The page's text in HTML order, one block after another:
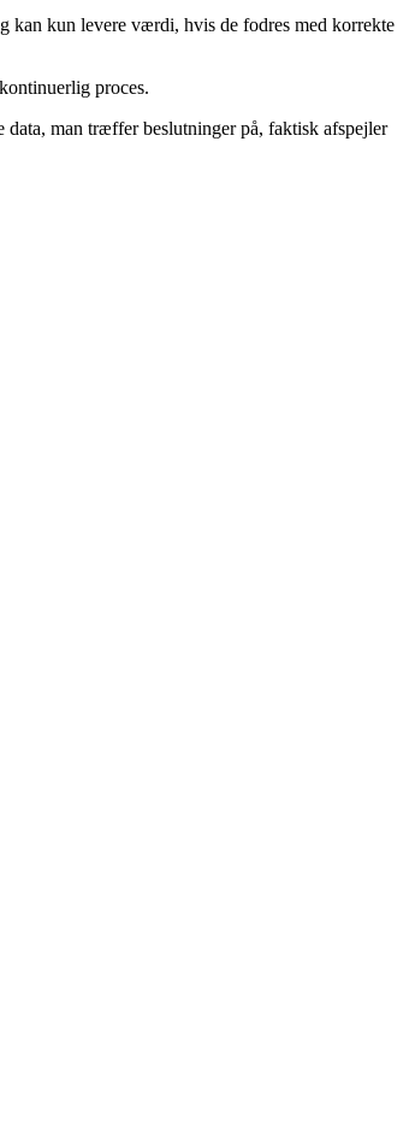
kan kun levere værdi, hvis de fodres med korrekte
proces.
man træffer beslutninger på, faktisk afspejler